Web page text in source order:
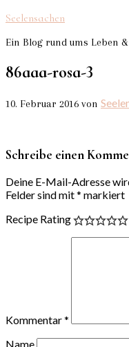
Seelensachen
Ein Blog rund ums Leben
86aaa-rosa-3
10. Februar 2016 von
Schreibe einen
Deine E-Mail-Adresse
Felder sind mit* markiert
Recipe Rating
Kommentar*
Name